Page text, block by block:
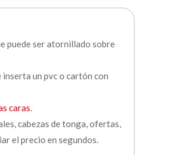
puede ser atornillado sobre
un pvc o cartón con
caras.
cabezas de tonga, ofertas,
el precio en segundos.